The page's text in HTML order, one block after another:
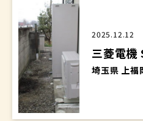
2025.12.12
三菱電機
埼玉県 上福